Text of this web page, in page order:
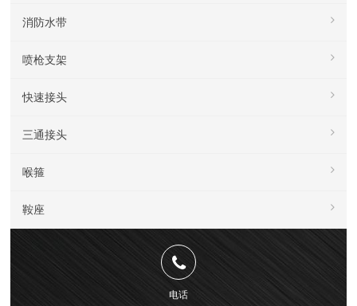
消防水带
喷枪支架
快速接头
三通接头
喉箍
鞍座
电话